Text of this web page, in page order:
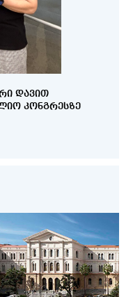
ᲓᲐᲕᲘᲗ
ᲙᲝᲜᲒᲠᲔᲡᲖᲔ